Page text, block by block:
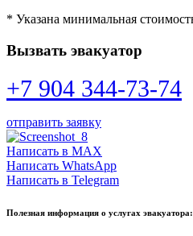
* Указана минимальная
Вызвать эвакуатор
+7 904 344-73-74
отправить заявку
Написать в MAX
Написать WhatsApp
Написать в Telegram
Полезная информация о услугах эвакуатора: